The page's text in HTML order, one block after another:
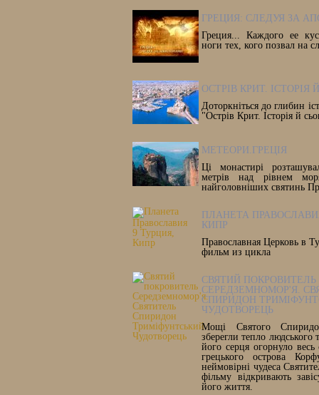
ГРЕЦИЯ: СЛЕДУЯ ЗА
Греция... Каждого ее
ноги тех, кого позвал на
ОСТРІВ КРИТ. ІСТОРІЯ
Доторкніться до глибин
"Острів Крит. Історія й
МЕТЕОРИ.ГРЕЦІЯ
Ці монастирі
метрів над рівнем
найголовніших святинь
ПЛАНЕТА
КИПР
Православная Церковь в
фильм из цикла
СВЯТИЙ ПОКРОВИТЕЛЬ
СЕРЕДЗЕМНОМОР'Я.
СПИРИДОН
ЧУДОТВОРЕЦЬ
Мощі Святого
зберегли тепло людського
його серця огорнуло
грецького острова
неймовірні чудеса
фільму відкривають
його життя.